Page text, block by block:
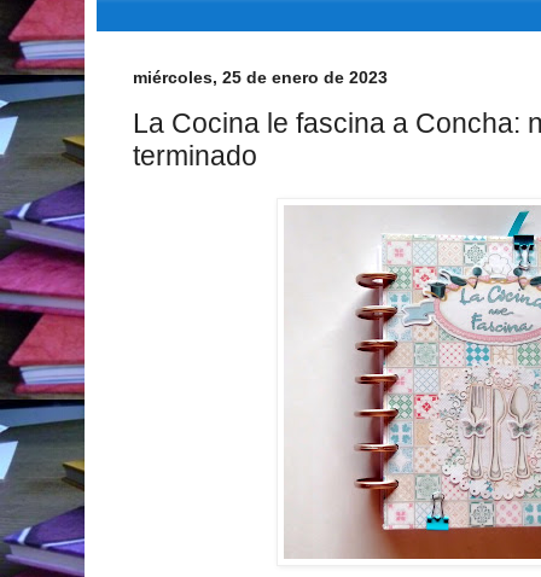
miércoles, 25 de enero de 2023
La Cocina le fascina a Concha:
terminado